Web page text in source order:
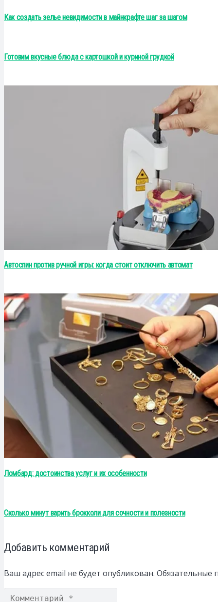
Как создать зелье невидимости в майнкрафте шаг за шагом
Готовим вкусные блюда с картошкой и куриной грудкой
Автоспин против ручной игры: когда стоит отключить автомат
Ломбард: достоинства услуг и их особенности
Сколько минут варить брокколи для сочности и полезности
Добавить комментарий
Ваш адрес email не будет опубликован. Обязательные